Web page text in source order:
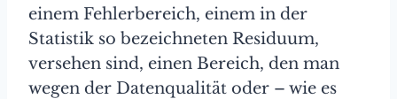
einem Fehlerbereich, einem in der
Statistik so bezeichneten Residuum,
versehen sind, einen Bereich, den man
wegen der Datenqualität oder – wie es